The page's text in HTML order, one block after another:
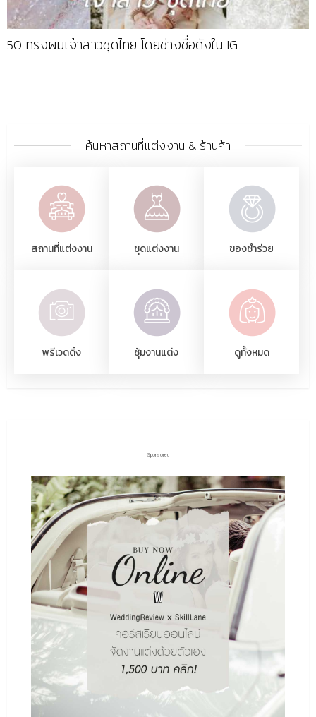
50 ทรงผมเจ้าสาวชุดไทย โดยช่างชื่อดังใน IG
ค้นหาสถานที่แต่งงาน & ร้านค้า
สถานที่แต่งงาน ชุดแต่งงาน ของชำร่วย
พรีเวดดิ้ง ซุ้มงานแต่ง ดูทั้งหมด
Sponsored